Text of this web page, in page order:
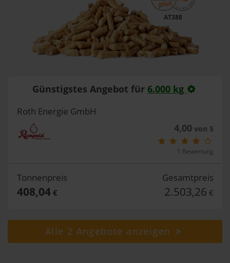
AT388
Günstigstes Angebot für 6.000 kg
Roth Energie GmbH
4,00 von 5
1 Bewertung
Tonnenpreis
408,04€
Gesamtpreis
2.503,26 €
Alle 2 Angebote anzeigen